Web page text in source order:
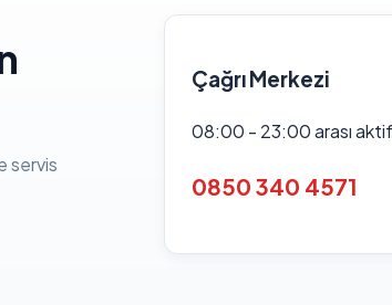
servis
Çağrı Merkezi
08:00 - 23:00 arası
0850 340 4571